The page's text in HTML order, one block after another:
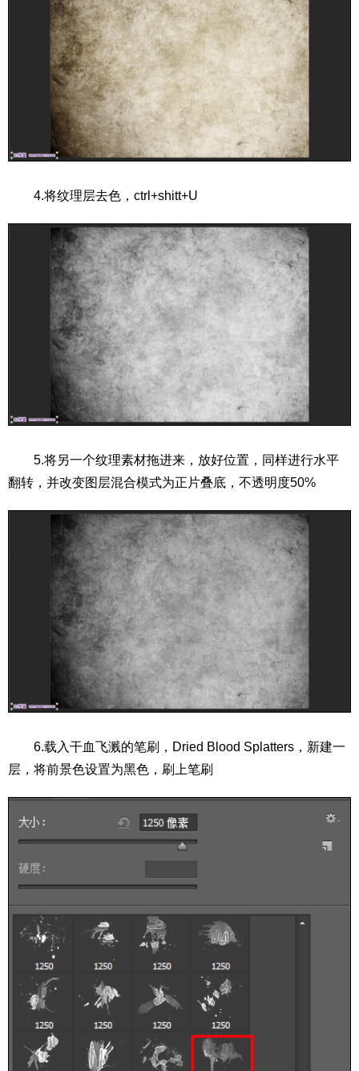
4.将纹理层去色，ctrl+shitt+U
5.将另一个纹理素材拖进来，放好位置，同样进行水平
翻转，并改变图层混合模式为正片叠底，不透明度50%
6.载入干血飞溅的笔刷，Dried Blood Splatters，新建一
层，将前景色设置为黑色，刷上笔刷